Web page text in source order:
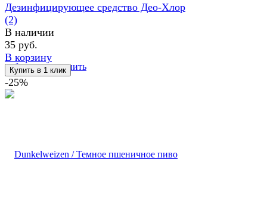
избранное сравнить
Дезинфицирующее средство Део-Хлор
(2)
В наличии
35 руб.
В корзину
-25%